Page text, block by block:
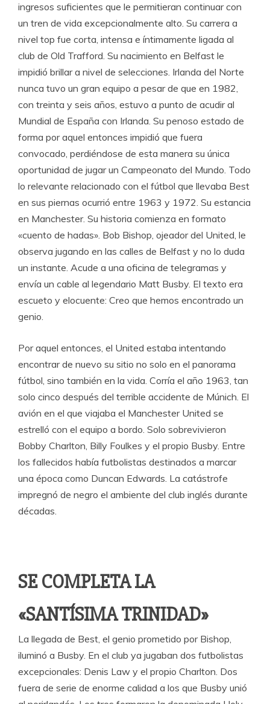
ingresos suficientes que le permitieran continuar con
un tren de vida excepcionalmente alto. Su carrera a
nivel top fue corta, intensa e íntimamente ligada al
club de Old Trafford. Su nacimiento en Belfast le
impidió brillar a nivel de selecciones. Irlanda del Norte
nunca tuvo un gran equipo a pesar de que en 1982,
con treinta y seis años, estuvo a punto de acudir al
Mundial de España con Irlanda. Su penoso estado de
forma por aquel entonces impidió que fuera
convocado, perdiéndose de esta manera su única
oportunidad de jugar un Campeonato del Mundo. Todo
lo relevante relacionado con el fútbol que llevaba Best
en sus piernas ocurrió entre 1963 y 1972. Su estancia
en Manchester. Su historia comienza en formato
«cuento de hadas». Bob Bishop, ojeador del United, le
observa jugando en las calles de Belfast y no lo duda
un instante. Acude a una oficina de telegramas y
envía un cable al legendario Matt Busby. El texto era
escueto y elocuente: Creo que hemos encontrado un
genio.
Por aquel entonces, el United estaba intentando
encontrar de nuevo su sitio no solo en el panorama
fútbol, sino también en la vida. Corría el año 1963, tan
solo cinco después del terrible accidente de Múnich. El
avión en el que viajaba el Manchester United se
estrelló con el equipo a bordo. Solo sobrevivieron
Bobby Charlton, Billy Foulkes y el propio Busby. Entre
los fallecidos había futbolistas destinados a marcar
una época como Duncan Edwards. La catástrofe
impregnó de negro el ambiente del club inglés durante
décadas.
SE COMPLETA LA
«SANTÍSIMA TRINIDAD»
La llegada de Best, el genio prometido por Bishop,
iluminó a Busby. En el club ya jugaban dos futbolistas
excepcionales: Denis Law y el propio Charlton. Dos
fuera de serie de enorme calidad a los que Busby unió